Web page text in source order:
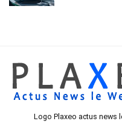
Logo Plaxeo actus news